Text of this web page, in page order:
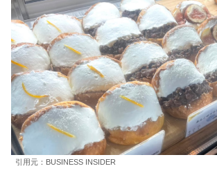
引用元：BUSINESS INSIDER